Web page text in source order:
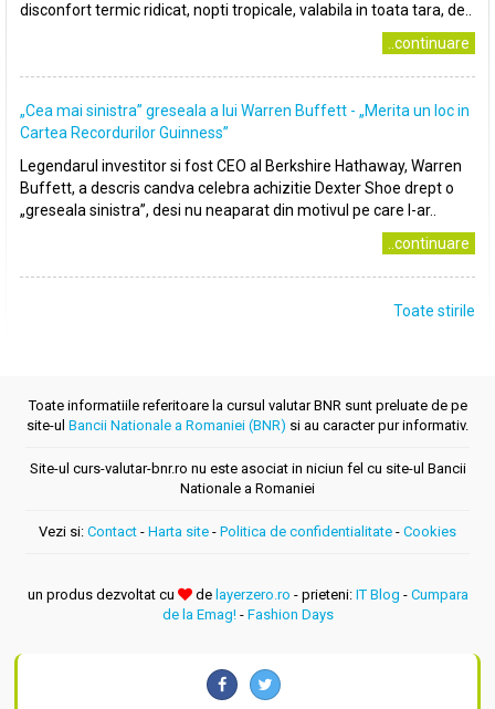
disconfort termic ridicat, nopti tropicale, valabila in toata tara, de..
..continuare
„Cea mai sinistra” greseala a lui Warren Buffett - „Merita un loc in
Cartea Recordurilor Guinness”
Legendarul investitor si fost CEO al Berkshire Hathaway, Warren
Buffett, a descris candva celebra achizitie Dexter Shoe drept o
„greseala sinistra”, desi nu neaparat din motivul pe care l-ar..
..continuare
Toate stirile
Toate informatiile referitoare la cursul valutar BNR sunt preluate de pe
site-ul Bancii Nationale a Romaniei (BNR) si au caracter pur informativ.
Site-ul curs-valutar-bnr.ro nu este asociat in niciun fel cu site-ul Bancii
Nationale a Romaniei
Vezi si: Contact - Harta site - Politica de confidentialitate - Cookies
un produs dezvoltat cu de layerzero.ro - prieteni: IT Blog - Cumpara
de la Emag!- Fashion Days